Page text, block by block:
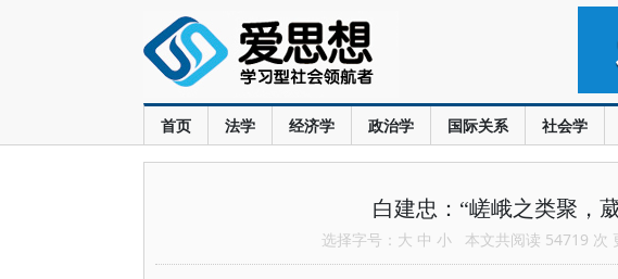
首页 法学 经济学 政治学 国际关系 社会学
白建忠：“嵯峨之类聚，
选择字号： 大 中 小 本文共阅读 54719 次